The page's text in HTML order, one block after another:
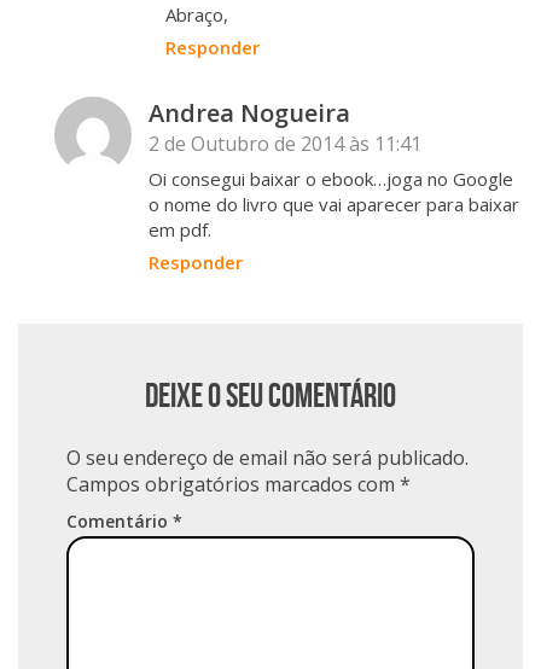
Abraço,
Responder
Andrea Nogueira
2 de Outubro de 2014 às 11:41
Oi consegui baixar o ebook…joga no Google
o nome do livro que vai aparecer para baixar
em pdf.
Responder
Deixe o seu comentário
O seu endereço de email não será publicado.
Campos obrigatórios marcados com *
Comentário *